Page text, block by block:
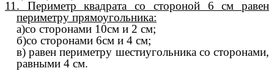
11. Периметр квадрата со стороной 6 см равен
периметру прямоугольника:
а)со сторонами 10см и 2 см;
б)со сторонами 6см и 4 см;
в) равен периметру шестиугольника со сторонами,
равными 4 см.